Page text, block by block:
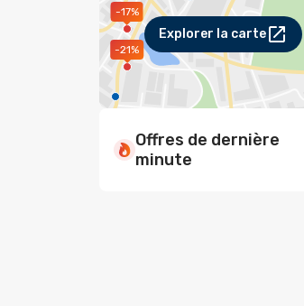
-21%
-17%
Explorer la carte
Offres de dernière
minute